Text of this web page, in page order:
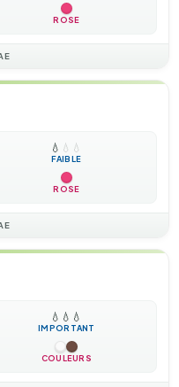
ROSE
💧 💧 💧
FAIBLE
ROSE
💧 💧 💧
IMPORTANT
COULEURS